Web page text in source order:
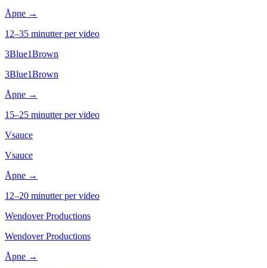
Åpne →
12–35 minutter per video
3Blue1Brown
3Blue1Brown
Åpne →
15–25 minutter per video
Vsauce
Vsauce
Åpne →
12–20 minutter per video
Wendover Productions
Wendover Productions
Åpne →